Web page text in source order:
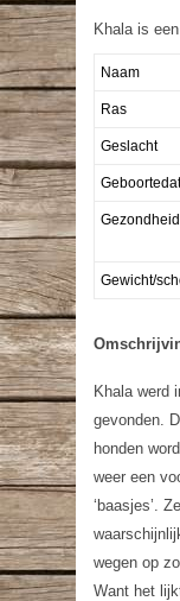
Khala is
Naam
Ras
Geslacht
Gezondheid
Gewicht/
Khala werd
gevonden.
honden
weer een
‘baasjes’.
wegen op
Want het